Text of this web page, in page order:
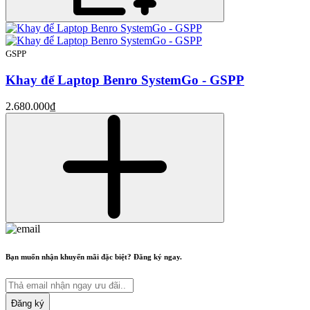
GSPP
Khay để Laptop Benro SystemGo - GSPP
2.680.000₫
Bạn muốn nhận khuyến mãi đặc biệt? Đăng ký ngay.
Đăng ký